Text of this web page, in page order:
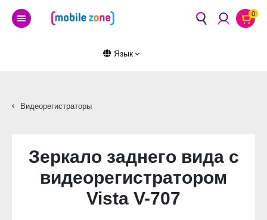
0
Язык
Видеорегистраторы
Зеркало заднего вида с
видеорегистратором
Vista V-707